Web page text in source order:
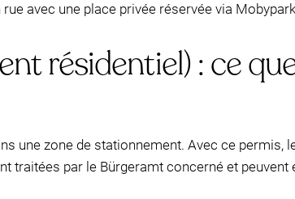
avec une place privée réservée via
résidentiel) : ce
une zone de stationnement. Avec ce permis,
traitées par le Bürgeramt concerné et